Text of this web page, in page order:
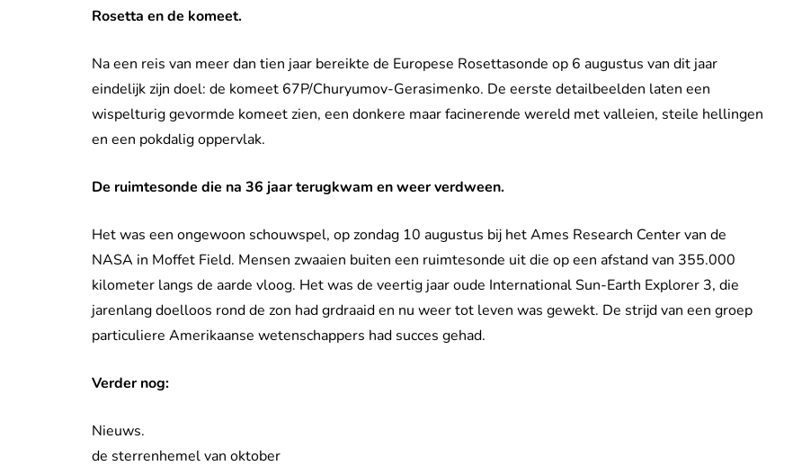
Rosetta en de komeet.
Na een reis van meer dan tien jaar bereikte de Europese Rosettasonde op 6 augustus van dit jaar
eindelijk zijn doel: de komeet 67P/Churyumov-Gerasimenko. De eerste detailbeelden laten een
wispelturig gevormde komeet zien, een donkere maar facinerende wereld met valleien, steile hellingen
en een pokdalig oppervlak.
De ruimtesonde die na 36 jaar terugkwam en weer verdween.
Het was een ongewoon schouwspel, op zondag 10 augustus bij het Ames Research Center van de
NASA in Moffet Field. Mensen zwaaien buiten een ruimtesonde uit die op een afstand van 355.000
kilometer langs de aarde vloog. Het was de veertig jaar oude International Sun-Earth Explorer 3, die
jarenlang doelloos rond de zon had grdraaid en nu weer tot leven was gewekt. De strijd van een groep
particuliere Amerikaanse wetenschappers had succes gehad.
Verder nog:
Nieuws.
de sterrenhemel van oktober